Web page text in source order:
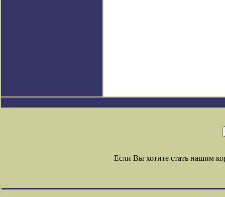
Если Вы хотите стать нашим